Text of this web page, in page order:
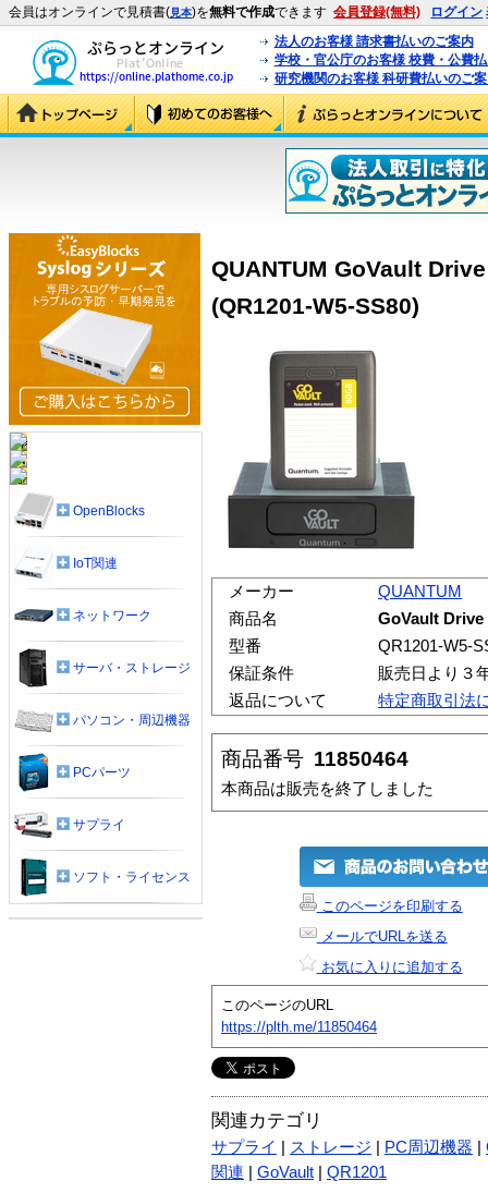
会員はオンラインで見積書(見本)を無料で作成できます 会員登録(無料) ログイン
法人のお客様 請求書払いのご案内
学校・官公庁のお客様 校費・公費
研究機関のお客様 科研費払いのご
QUANTUM GoVault
(QR1201-W5-SS80)
メーカー
QUANTUM
商品名
GoVault Drive
型番
QR1201-W5-
保証条件
販売日より３
返品について
特定商取引法
商品番号 11850464
本商品は販売を終了しました
このページを印刷する
メールでURLを送る
お気に入りに追加する
このページのURL
https://plth.me/11850464
関連カテゴリ
サプライ ストレージ PC周辺機器
関連
GoVault QR1201
OpenBlocks
IoT関連
ネットワーク
サーバ・ストレージ
パソコン・周辺機器
PCパーツ
サプライ
ソフト・ライセンス